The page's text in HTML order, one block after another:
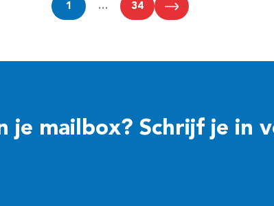
1 … 34
je mailbox? Schrijf je in